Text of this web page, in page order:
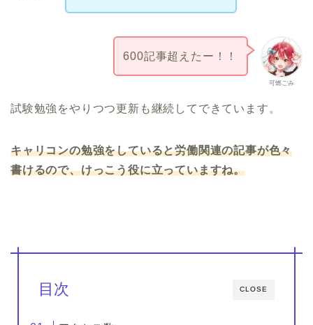
可燃ごみ
600記事超えたー！！
試験勉強をやりつつ更新も継続してできています。
キャリコンの勉強をしていると労働関連の記事が色々
書けるので、けっこう役に立っていますね。
CLOSE
目次